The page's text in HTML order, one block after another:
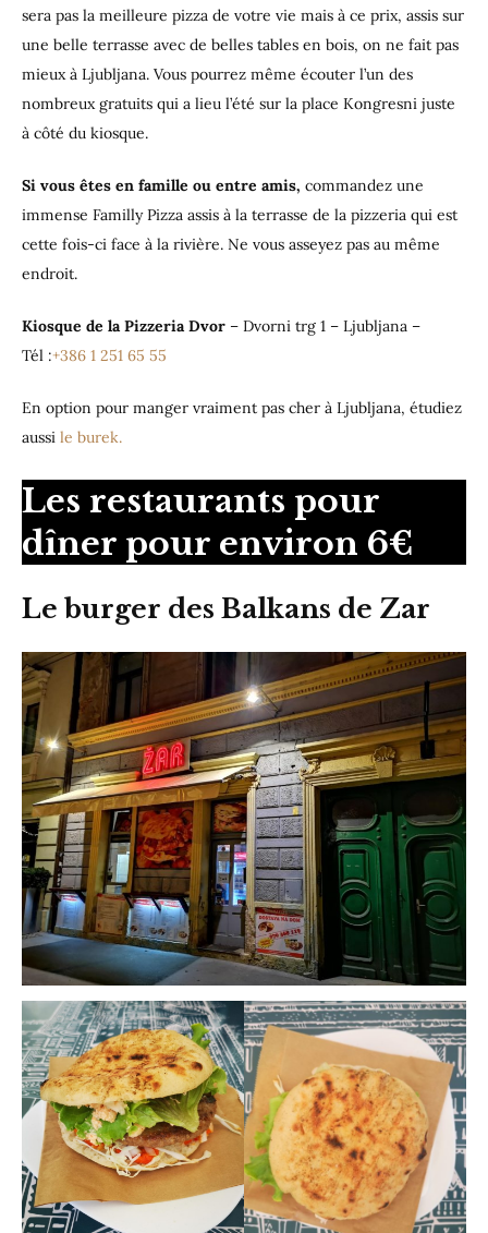
sera pas la meilleure pizza de votre vie mais à ce prix, assis sur
une belle terrasse avec de belles tables en bois, on ne fait pas
mieux à Ljubljana. Vous pourrez même écouter l’un des
nombreux gratuits qui a lieu l’été sur la place Kongresni juste
à côté du kiosque.
Si vous êtes en famille ou entre amis, commandez une
immense Familly Pizza assis à la terrasse de la pizzeria qui est
cette fois-ci face à la rivière. Ne vous asseyez pas au même
endroit.
Kiosque de la Pizzeria Dvor – Dvorni trg 1 – Ljubljana –
Tél :+386 1 251 65 55
En option pour manger vraiment pas cher à Ljubljana, étudiez
aussi le burek.
Les restaurants pour
dîner pour environ 6€
Le burger des Balkans de Zar